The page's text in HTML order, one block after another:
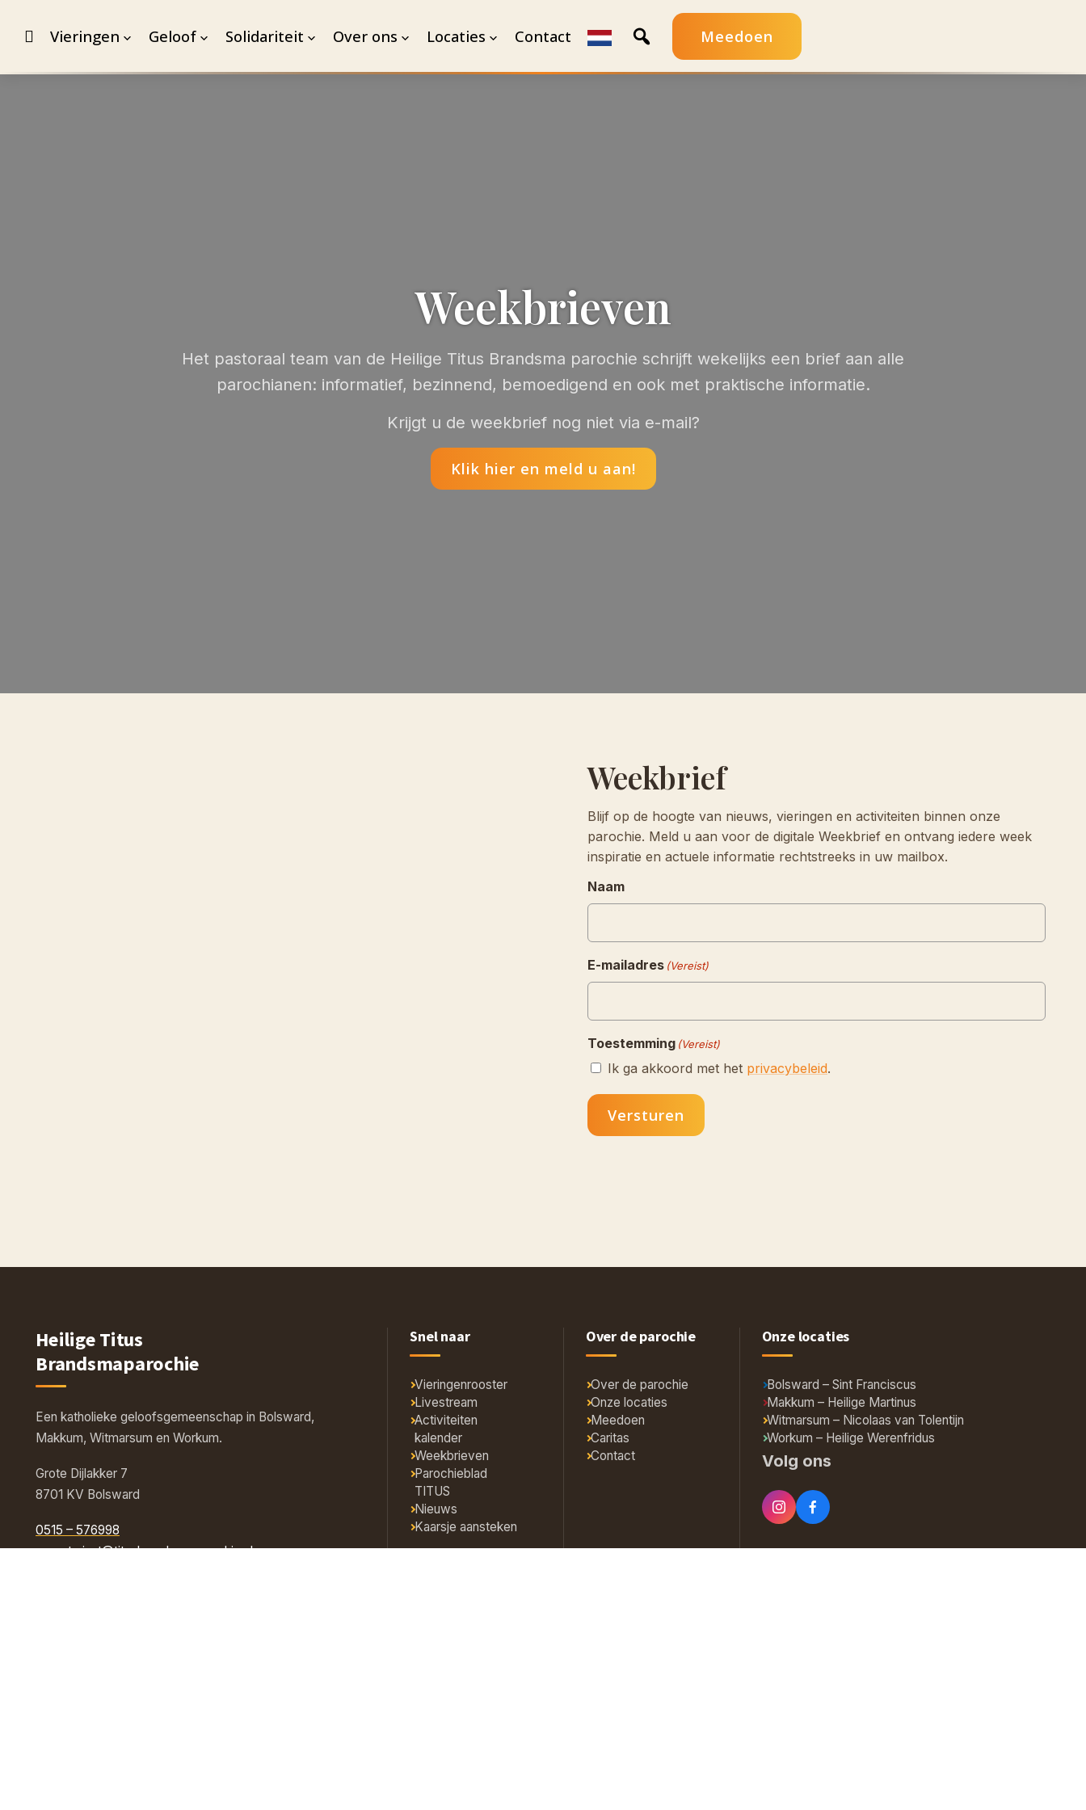
Vieringen Geloof Solidariteit Over ons Locaties Contact Meedoen
Weekbrieven
Het pastoraal team van de Heilige Titus Brandsma parochie schrijft wekelijks een brief aan alle
parochianen: informatief, bezinnend, bemoedigend en ook met praktische informatie.
Krijgt u de weekbrief nog niet via e-mail?
Klik hier en meld u aan!
Weekbrief
Blijf op de hoogte van nieuws, vieringen en activiteiten binnen onze
parochie. Meld u aan voor de digitale Weekbrief en ontvang iedere week
inspiratie en actuele informatie rechtstreeks in uw mailbox.
Naam
E-mailadres (Vereist)
Toestemming (Vereist)
Ik ga akkoord met het privacybeleid.
Versturen
Heilige Titus
Brandsmaparochie
Een katholieke geloofsgemeenschap in Bolsward,
Makkum, Witmarsum en Workum.
Grote Dijlakker 7
8701 KV Bolsward
0515 – 576998
secretariaat@titusbrandsmaparochie.nl
Snel naar
Vieringenrooster
Livestream
Activiteiten
kalender
Weekbrieven
Parochieblad
TITUS
Nieuws
Kaarsje aansteken
Over de parochie
Over de parochie
Onze locaties
Meedoen
Caritas
Contact
Onze locaties
Bolsward – Sint Franciscus
Makkum – Heilige Martinus
Witmarsum – Nicolaas van Tolentijn
Workum – Heilige Werenfridus
Volg ons